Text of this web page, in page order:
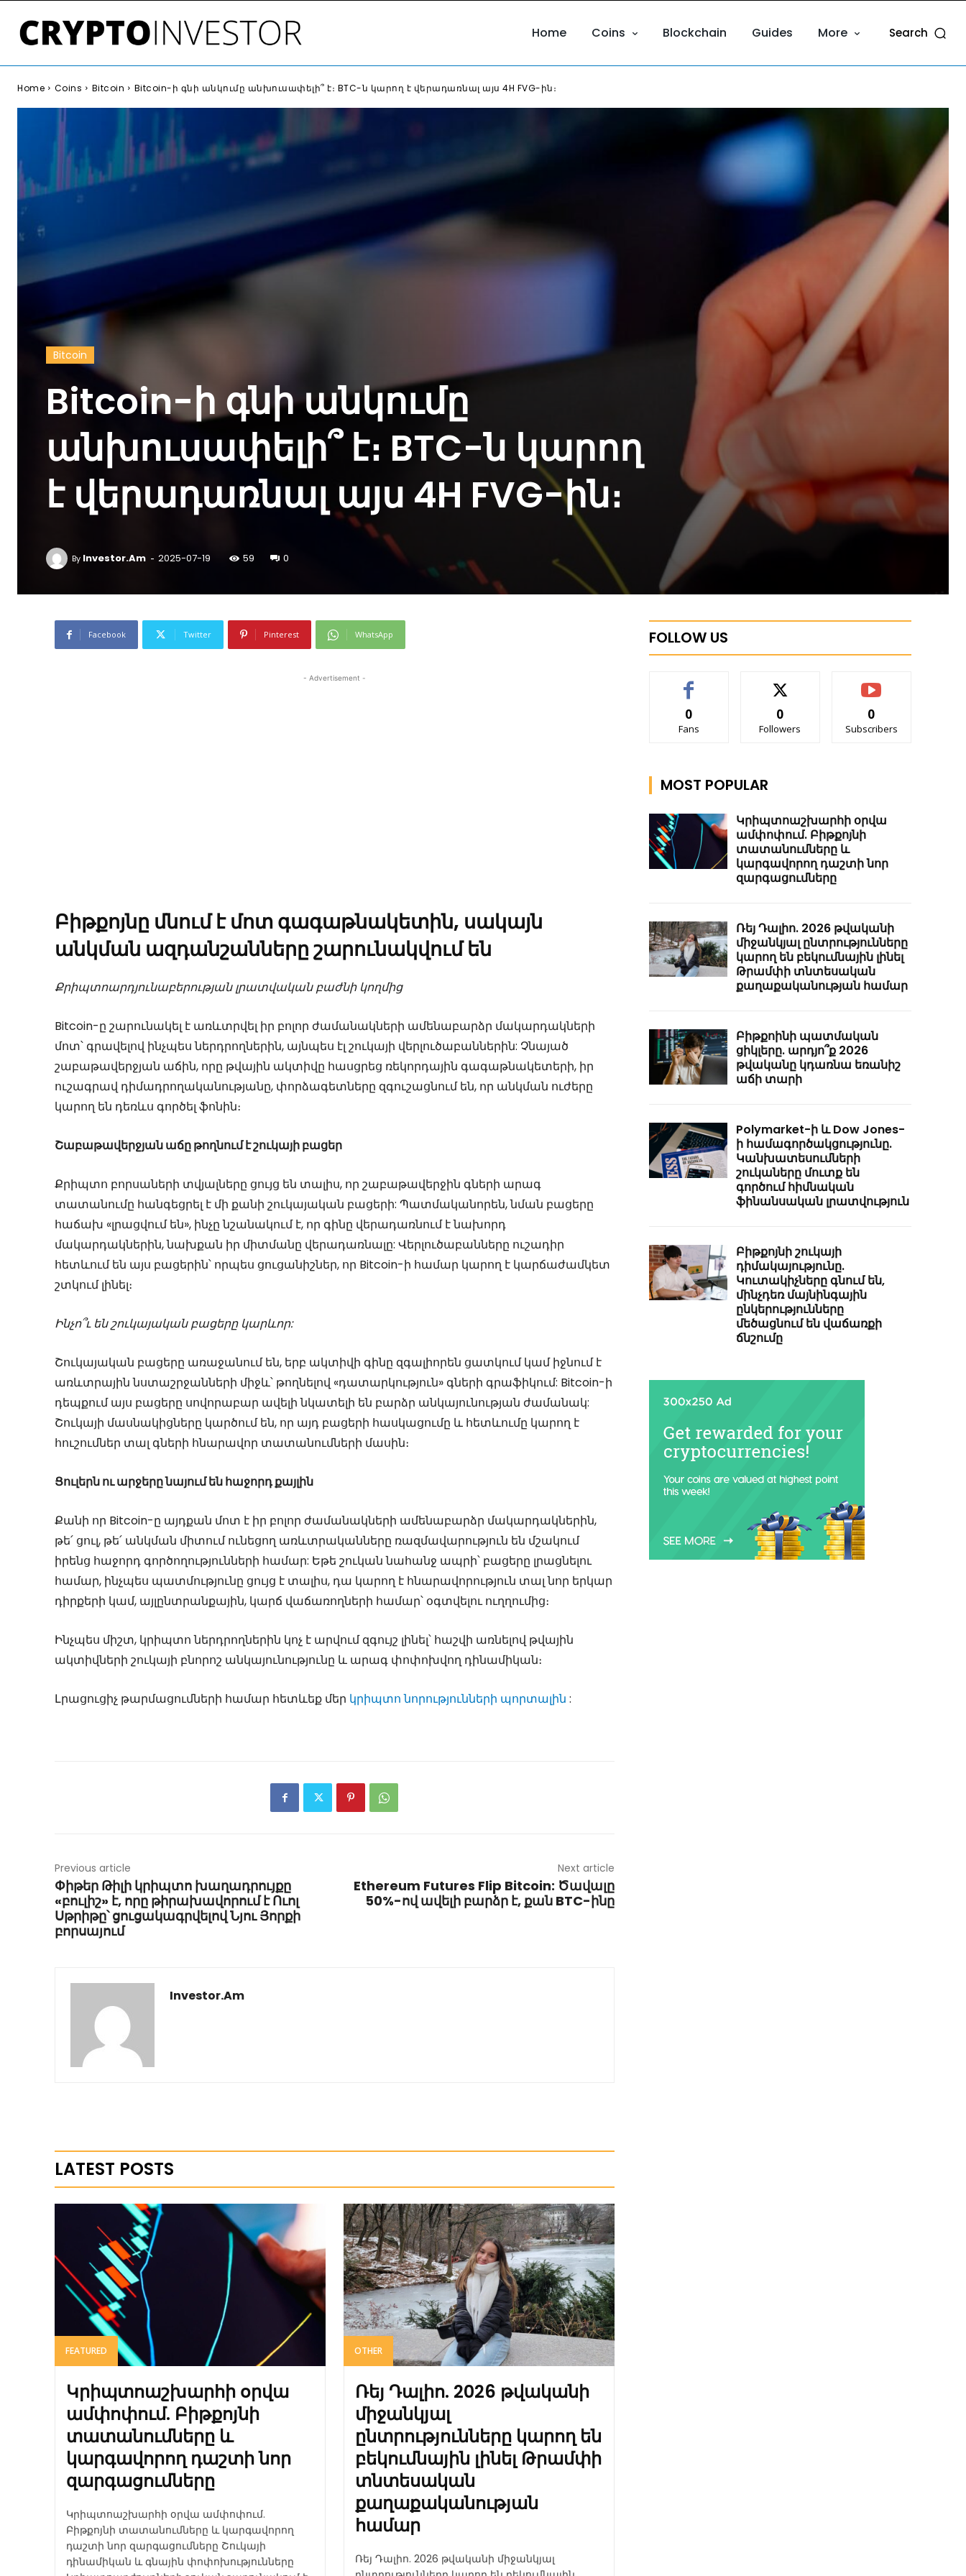
Home Coins Blockchain Guides More Search
Home Coins Bitcoin Bitcoin-ի գնի անկումը անխուսափելի՞ է։ BTC-ն կարող է վերադառնալ այս 4H FVG-ին։
Bitcoin
Bitcoin-ի գնի անկումը
անխուսափելի՞ է։ BTC-ն կարող
է վերադառնալ այս 4H FVG-ին։
By Investor.am - 2025-07-19 59 0
Facebook Twitter Pinterest WhatsApp
- Advertisement -
Բիթքոյնը մնում է մոտ գագաթնակետին, սակայն
անկման ազդանշանները շարունակվում են
Քրիպտոարդյունաբերության լրատվական բաժնի կողմից
Bitcoin-ը շարունակել է առևտրվել իր բոլոր ժամանակների ամենաբարձր մակարդակների
մոտ՝ գրավելով ինչպես ներդրողներին, այնպես էլ շուկայի վերլուծաբաններին: Չնայած
շաբաթավերջյան աճին, որը թվային ակտիվը հասցրեց ռեկորդային գագաթնակետերի, իր
ուշագրավ դիմադրողականությանը, փորձագետները զգուշացնում են, որ անկման ուժերը
կարող են դեռևս գործել ֆոնին։
Շաբաթավերջյան աճը թողնում է շուկայի բացեր
Քրիպտո բորսաների տվյալները ցույց են տալիս, որ շաբաթավերջին գների արագ
տատանումը հանգեցրել է մի քանի շուկայական բացերի: Պատմականորեն, նման բացերը
հաճախ «լրացվում են», ինչը նշանակում է, որ գինը վերադառնում է նախորդ
մակարդակներին, նախքան իր միտմանը վերադառնալը: Վերլուծաբանները ուշադիր
հետևում են այս բացերին՝ որպես ցուցանիշներ, որ Bitcoin-ի համար կարող է կարճաժամկետ
շտկում լինել։
Ինչո՞ւ են շուկայական բացերը կարևոր:
Շուկայական բացերը առաջանում են, երբ ակտիվի գինը զգալիորեն ցատկում կամ իջնում է
առևտրային նստաշրջանների միջև՝ թողնելով «դատարկություն» գների գրաֆիկում: Bitcoin-ի
դեպքում այս բացերը սովորաբար ավելի նկատելի են բարձր անկայունության ժամանակ:
Շուկայի մասնակիցները կարծում են, որ այդ բացերի հասկացումը և հետևումը կարող է
հուշումներ տալ գների հնարավոր տատանումների մասին։
Ցուլերն ու արջերը նայում են հաջորդ քայլին
Քանի որ Bitcoin-ը այդքան մոտ է իր բոլոր ժամանակների ամենաբարձր մակարդակներին,
թե՛ ցուլ, թե՛ անկման միտում ունեցող առևտրականները ռազմավարություն են մշակում
իրենց հաջորդ գործողությունների համար: Եթե շուկան նահանջ ապրի՝ բացերը լրացնելու
համար, ինչպես պատմությունը ցույց է տալիս, դա կարող է հնարավորություն տալ նոր երկար
դիրքերի կամ, այլընտրանքային, կարճ վաճառողների համար՝ օգտվելու ուղղումից։
Ինչպես միշտ, կրիպտո ներդրողներին կոչ է արվում զգույշ լինել՝ հաշվի առնելով թվային
ակտիվների շուկայի բնորոշ անկայունությունը և արագ փոփոխվող դինամիկան։
Լրացուցիչ թարմացումների համար հետևեք մեր կրիպտո նորությունների պորտալին :
Previous article
Փիթեր Թիլի կրիպտո խաղադրույքը
«բուլիշ» է, որը թիրախավորում է Ուոլ
Սթրիթը՝ ցուցակագրվելով Նյու Յորքի
բորսայում
Next article
Ethereum Futures Flip Bitcoin: Ծավալը
50%-ով ավելի բարձր է, քան BTC-ինը
Investor.am
LATEST POSTS
FEATURED
Կրիպտոաշխարհի օրվա
ամփոփում. Բիթքոյնի
տատանումները և
կարգավորող դաշտի նոր
զարգացումները
Կրիպտոաշխարհի օրվա ամփոփում.
Բիթքոյնի տատանումները և կարգավորող
դաշտի նոր զարգացումները Շուկայի
դինամիկան և գնային փոփոխությունները
OTHER
Ռեյ Դալիո. 2026 թվականի
միջանկյալ
ընտրությունները կարող են
բեկումնային լինել Թրամփի
տնտեսական
քաղաքականության
համար
Ռեյ Դալիո. 2026 թվականի միջանկյալ
FOLLOW US
0
Fans
0
Followers
0
Subscribers
MOST POPULAR
Կրիպտոաշխարհի օրվա
ամփոփում. Բիթքոյնի
տատանումները և
կարգավորող դաշտի նոր
զարգացումները
Ռեյ Դալիո. 2026 թվականի
միջանկյալ ընտրությունները
կարող են բեկումնային լինել
Թրամփի տնտեսական
քաղաքականության համար
Բիթքոինի պատմական
ցիկլերը. արդյո՞ք 2026
թվականը կդառնա եռանիշ
աճի տարի
Polymarket-ի և Dow Jones-
ի համագործակցությունը.
Կանխատեսումների
շուկաները մուտք են
գործում հիմնական
ֆինանսական լրատվություն
Բիթքոյնի շուկայի
դիմակայությունը.
Կուտակիչները գնում են,
մինչդեռ մայնինգային
ընկերությունները
մեծացնում են վաճառքի
ճնշումը